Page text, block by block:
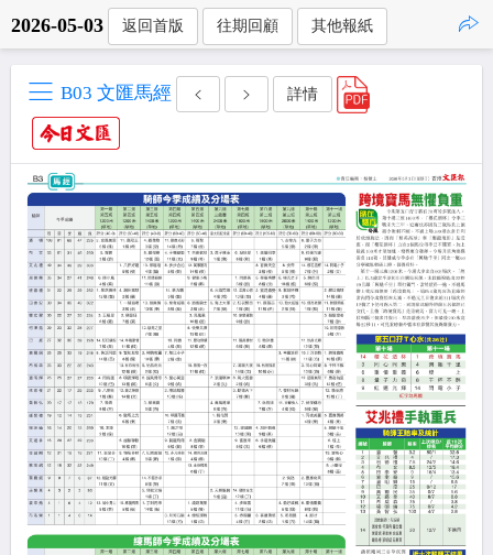
2026-05-03 返回首版 往期回顧 其他報紙
B03 文匯馬經 詳情
點擊複製